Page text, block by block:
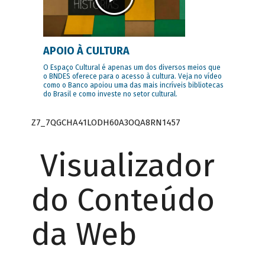
APOIO À CULTURA
O Espaço Cultural é apenas um dos diversos meios que
o BNDES oferece para o acesso à cultura. Veja no vídeo
como o Banco apoiou uma das mais incríveis bibliotecas
do Brasil e como investe no setor cultural.
Z7_7QGCHA41LODH60A3OQA8RN1457
Visualizador
do Conteúdo
da Web